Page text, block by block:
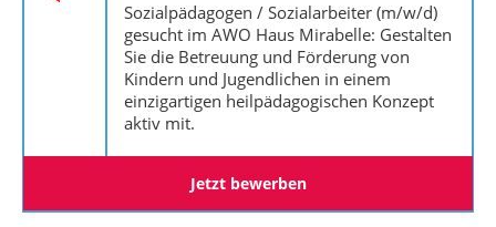
Sozialpädagogen / Sozialarbeiter (m/w/d)
gesucht im AWO Haus Mirabelle: Gestalten
Sie die Betreuung und Förderung von
Kindern und Jugendlichen in einem
einzigartigen heilpädagogischen Konzept
aktiv mit.
Jetzt bewerben